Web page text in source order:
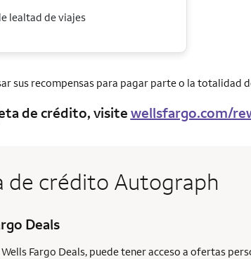
lealtad de viajes
sus recompensas para pagar parte o la totalidad
de crédito, visite wellsfargo.com/
de crédito Autograph
Deals
Fargo Deals, puede tener acceso a ofertas